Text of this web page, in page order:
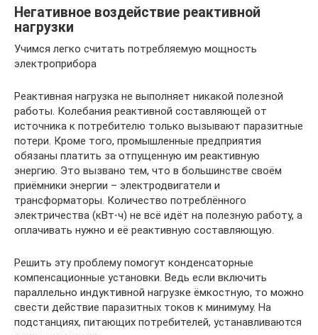
Негативное воздействие реактивной
нагрузки
Учимся легко считать потребляемую мощность
электроприбора
Реактивная нагрузка не выполняет никакой полезной
работы. Колебания реактивной составляющей от
источника к потребителю только вызывают паразитные
потери. Кроме того, промышленные предприятия
обязаны платить за отпущенную им реактивную
энергию. Это вызвано тем, что в большинстве своём
приёмники энергии – электродвигатели и
трансформаторы. Количество потреблённого
электричества (кВт⋅ч) не всё идёт на полезную работу, а
оплачивать нужно и её реактивную составляющую.
Решить эту проблему помогут конденсаторные
компенсационные установки. Ведь если включить
параллельно индуктивной нагрузке ёмкостную, то можно
свести действие паразитных токов к минимуму. На
подстанциях, питающих потребителей, устанавливаются